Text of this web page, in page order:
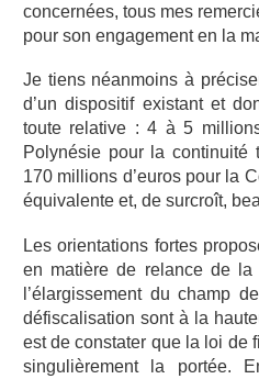
concernées, tous mes
pour son engagement en la
Je tiens néanmoins à
d’un dispositif existant et
toute relative : 4 à 5
Polynésie pour la continuité
170 millions d’euros pour la
équivalente et, de surcroît,
Les orientations fortes
en matière de relance de
l’élargissement du champ
défiscalisation sont à la
est de constater que la loi de
singulièrement la portée.